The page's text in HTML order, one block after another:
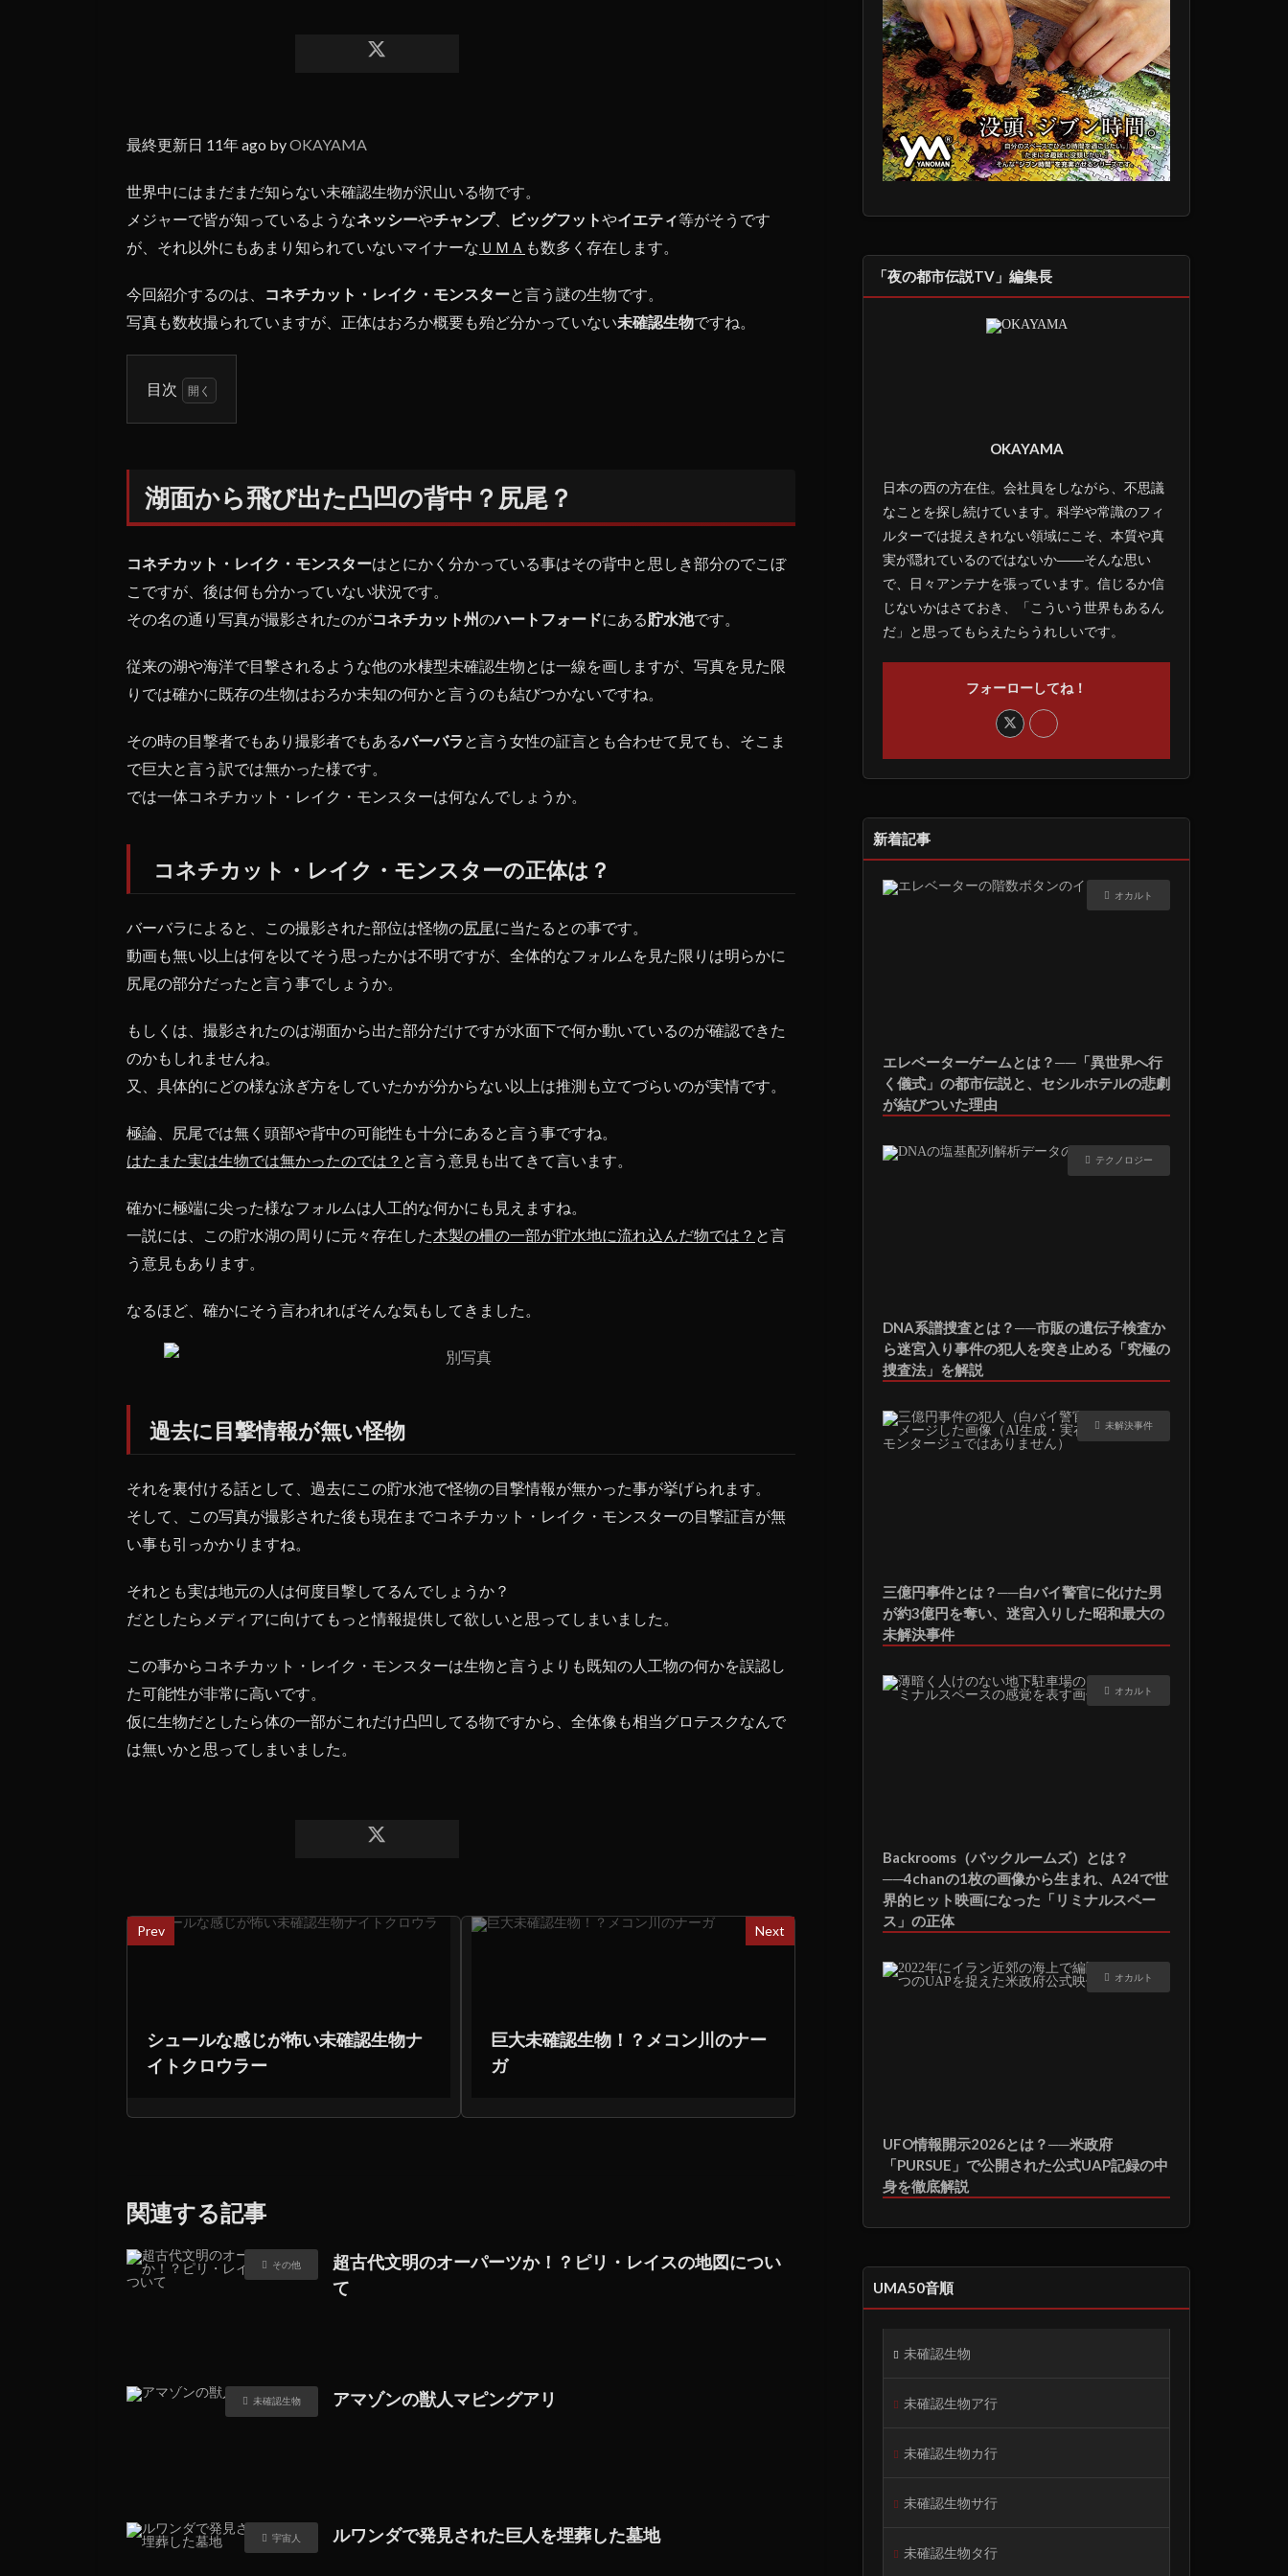
最終更新日 11年 ago byOKAYAMA
世界中にはまだまだ知らない未確認生物が沢山いる物です。
メジャーで皆が知っているようなネッシーやチャンプ、 ビッグフットやイエティ等がそうです
が、それ以外にもあまり知られていないマイナーな ＵＭＡ も数多く存在します。
今回紹介するのは、 コネチカット・レイク・モンスターと言う謎の生物です。
写真も数枚撮られていますが、正体はおろか概要も殆ど分かっていない未確認生物ですね。
目次
出た
凸凹
中？
尾？
コネ
チカ
ッ
レイ
ク・
モン
スタ
は？
1.2
に目
撃情
報が
無い
湖面から飛び出た凸凹の背中？尻尾？
コネチカット・レイク・モンスターはとにかく分かっている事はその背中と思しき部分のでこぼ
こですが、後は何も分かっていない状況です。
その名の通り写真が撮影されたのがコネチカット州のハートフォードにある貯水池です。
従来の湖や海洋で目撃されるような他の水棲型未確認生物とは一線を画しますが、写真を見た限
りでは確かに既存の生物はおろか未知の何かと言うのも結びつかないですね。
その時の目撃者でもあり撮影者でもあるバーバラ と言う女性の証言とも合わせて見ても、そこま
で巨大と言う訳では無かった様です。
では一体コネチカット・レイク・モンスターは何なんでしょうか。
コネチカット・レイク・モンスターの正体は？
バーバラによると、この撮影された部位は怪物の尻尾に当たるとの事です。
動画も無い以上は何を以てそう思ったかは不明ですが、全体的なフォルムを見た限りは明らかに
尻尾の部分だったと言う事でしょうか。
もしくは、撮影されたのは湖面から出た部分だけですが水面下で何か動いているのが確認できた
のかもしれませんね。
又、具体的にどの様な泳ぎ方をしていたかが分からない以上は推測も立てづらいのが実情です。
極論、尻尾では無く頭部や背中の可能性も十分にあると言う事ですね。
はたまた実は生物では無かったのでは？ と言う意見も出てきて言います。
確かに極端に尖った様なフォルムは人工的な何かにも見えますね。
一説には、この貯水湖の周りに元々存在した木製の柵の一部が貯水地に流れ込んだ物では？ と言
う意見もあります。
なるほど、確かにそう言われればそんな気もしてきました。
過去に目撃情報が無い怪物
それを裏付ける話として、過去にこの貯水池で怪物の目撃情報が無かった事が挙げられます。
そして、この写真が撮影された後も現在までコネチカット・レイク・モンスターの目撃証言が無
い事も引っかかりますね。
それとも実は地元の人は何度目撃してるんでしょうか？
だとしたらメディアに向けてもっと情報提供して欲しいと思ってしまいました。
この事からコネチカット・レイク・モンスターは生物と言うよりも既知の人工物の何かを誤認し
た可能性が非常に高いです。
仮に生物だとしたら体の一部がこれだけ凸凹してる物ですから、全体像も相当グロテスクなんで
は無いかと思ってしまいました。
Prev
シュールな感じが怖い未確認生物ナ
イトクロウラー
Next
巨大未確認生物！？メコン川のナー
ガ
関連する記事
その他
超古代文明のオーパーツか！？ピリ・レイスの地図につい
て
未確認生物 アマゾンの獣人マピングアリ
宇宙人 ルワンダで発見された巨人を埋葬した墓地
「夜の都市伝説TV」編集長
OKAYAMA
日本の西の方在住。会社員をしながら、不思議
なことを探し続けています。科学や常識のフィ
ルターでは捉えきれない領域にこそ、本質や真
実が隠れているのではないか――そんな思い
で、日々アンテナを張っています。信じるか信
じないかはさておき、「こういう世界もあるん
だ」と思ってもらえたらうれしいです。
フォーローしてね！
新着記事
オカルト
エレベーターゲームとは？──「異世界へ行
く儀式」の都市伝説と、セシルホテルの悲劇
が結びついた理由
テクノロジー
DNA系譜捜査とは？──市販の遺伝子検査か
ら迷宮入り事件の犯人を突き止める「究極の
捜査法」を解説
未解決事件
三億円事件とは？──白バイ警官に化けた男
が約3億円を奪い、迷宮入りした昭和最大の
未解決事件
オカルト
Backrooms（バックルームズ）とは？
──4chanの1枚の画像から生まれ、A24で世
界的ヒット映画になった「リミナルスペー
ス」の正体
オカルト
UFO情報開示2026とは？──米政府
「PURSUE」で公開された公式UAP記録の中
身を徹底解説
UMA50音順
未確認生物
未確認生物ア行
未確認生物カ行
未確認生物サ行
未確認生物タ行